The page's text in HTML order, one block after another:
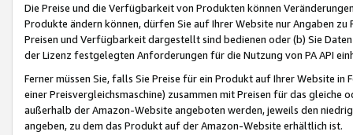
Die Preise und die Verfügbarkeit von Produkten können
Produkte ändern können, dürfen Sie auf Ihrer Website nur Angaben
Preisen und Verfügbarkeit dargestellt sind bedienen oder (b) Sie
der Lizenz festgelegten Anforderungen für die Nutzung von PA API
Ferner müssen Sie, falls Sie Preise für ein Produkt auf Ihrer Website
einer Preisvergleichsmaschine) zusammen mit Preisen für das
außerhalb der Amazon-Website angeboten werden, jeweils den
angeben, zu dem das Produkt auf der Amazon-Website erhältlich ist.